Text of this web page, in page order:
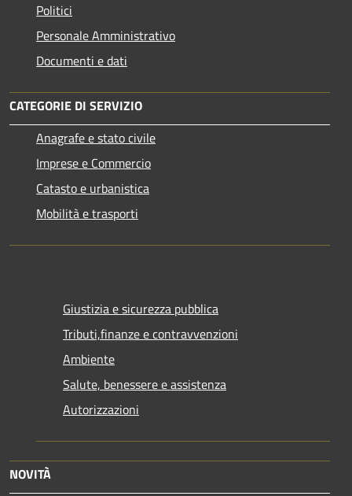
Politici
Personale Amministrativo
Documenti e dati
CATEGORIE DI SERVIZIO
Anagrafe e stato civile
Imprese e Commercio
Catasto e urbanistica
Mobilità e trasporti
Giustizia e sicurezza pubblica
Tributi,finanze e contravvenzioni
Ambiente
Salute, benessere e assistenza
Autorizzazioni
NOVITÀ